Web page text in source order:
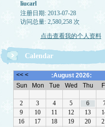
liucarl
注册日期: 2013-07-28
访问总量: 2,580,258 次
点击查看我的个人资料
Calendar